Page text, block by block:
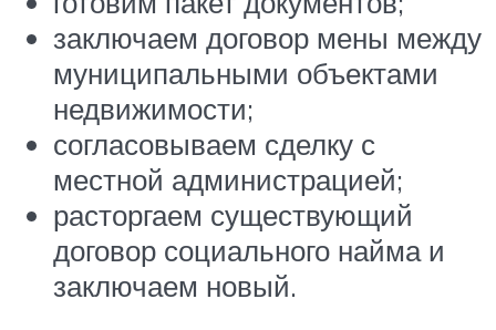
заключаем договор мены между
муниципальными объектами
недвижимости;
согласовываем сделку с
местной администрацией;
расторгаем существующий
договор социального найма и
заключаем новый.